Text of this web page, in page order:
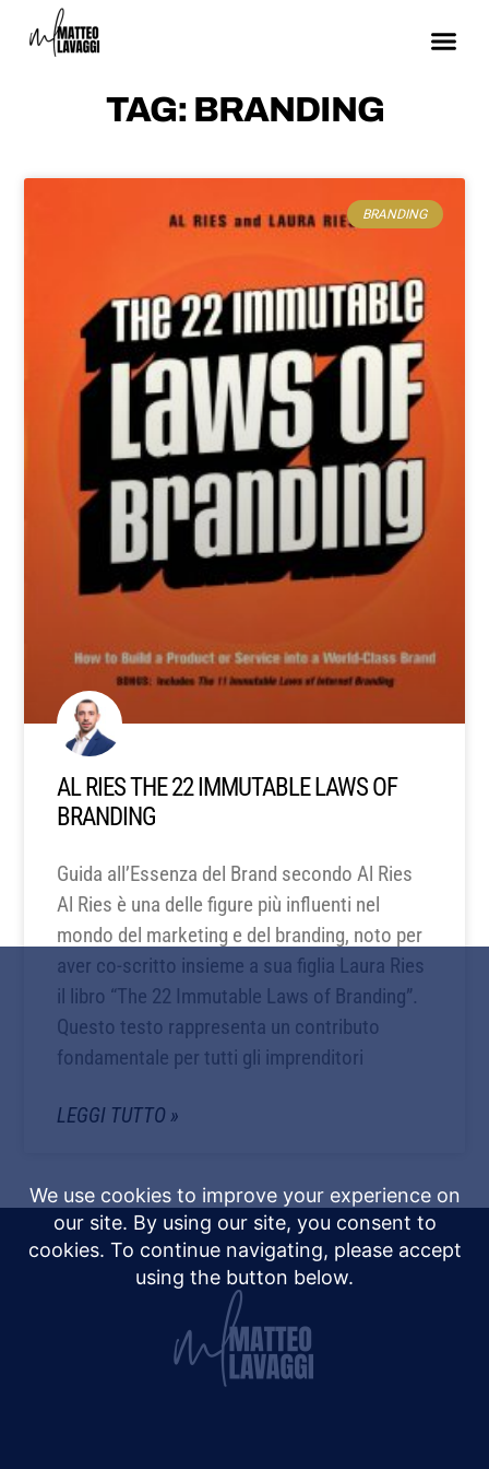
TAG: BRANDING
BRANDING
AL RIES THE 22 IMMUTABLE LAWS OF
BRANDING
Guida all’Essenza del Brand secondo Al Ries
Al Ries è una delle figure più influenti nel
mondo del marketing e del branding, noto per
aver co-scritto insieme a sua figlia Laura Ries
il libro “The 22 Immutable Laws of Branding”.
Questo testo rappresenta un contributo
fondamentale per tutti gli imprenditori
LEGGI TUTTO »